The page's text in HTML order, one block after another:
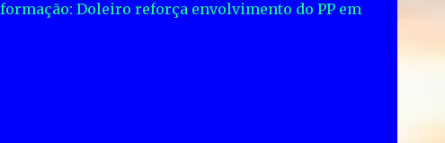
Doleiro reforça envolvimento do PP em